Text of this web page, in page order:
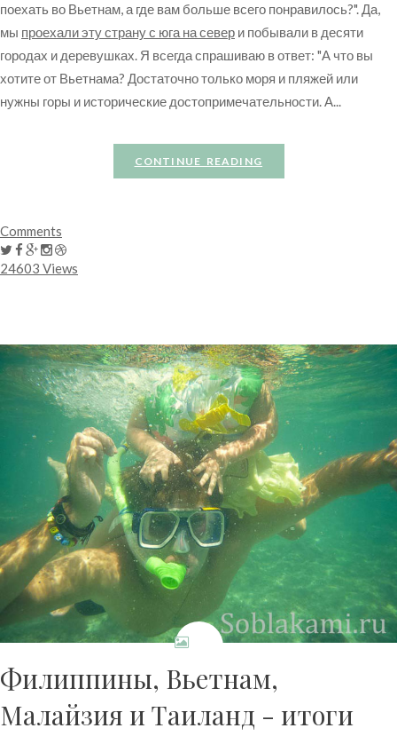
поехать во Вьетнам, а где вам больше всего понравилось?". Да,
мы проехали эту страну с юга на север и побывали в десяти
городах и деревушках. Я всегда спрашиваю в ответ: "А что вы
хотите от Вьетнама? Достаточно только моря и пляжей или
нужны горы и исторические достопримечательности. А...
CONTINUE READING
Comments
24603 Views
Филиппины, Вьетнам,
Малайзия и Таиланд - итоги